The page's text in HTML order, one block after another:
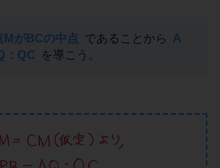
MがBCの中点 であることから
A
：QC を導こう。